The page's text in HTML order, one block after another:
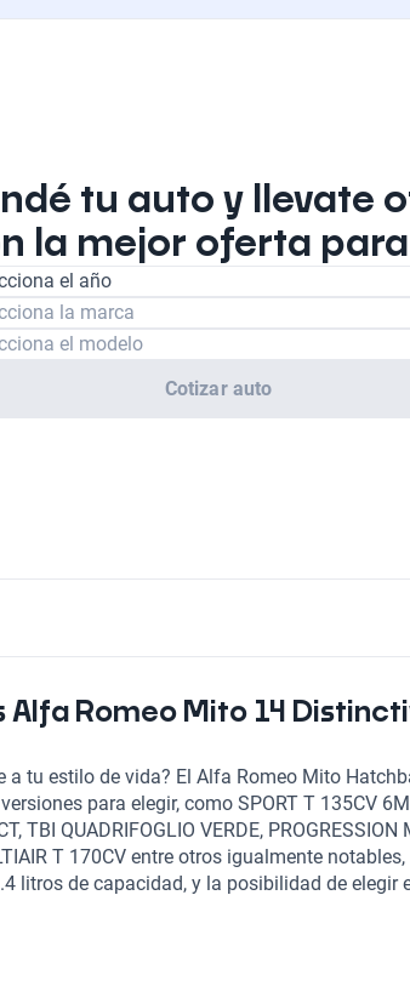
tu auto y llevate
la mejor oferta para
el año
la marca
el modelo
Cotizar auto
Romeo Mito 14
a tu estilo de vida? El Alfa Romeo Mito
para elegir, como SPORT T 135CV
TBI QUADRIFOGLIO VERDE, PROGRESSION
T 170CV entre otros igualmente
litros de capacidad, y la posibilidad de elegir
para vos.